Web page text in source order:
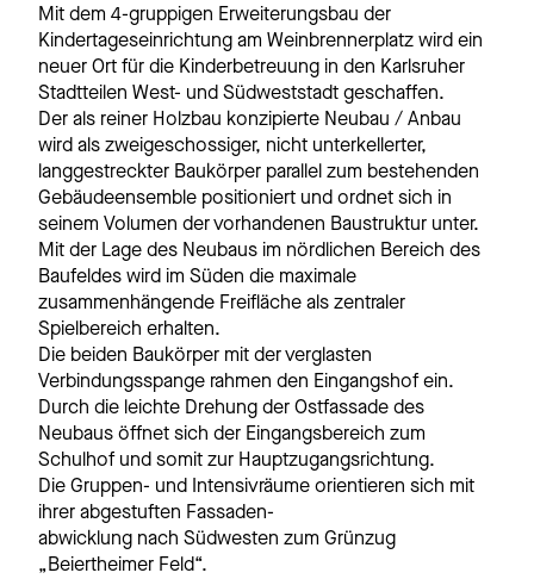
Mit dem 4-gruppigen Erweiterungsbau der
Kindertageseinrichtung am Weinbrennerplatz wird ein
neuer Ort für die Kinderbetreuung in den Karlsruher
Stadtteilen West- und Südweststadt geschaffen.
Der als reiner Holzbau konzipierte Neubau / Anbau
wird als zweigeschossiger, nicht unterkellerter,
langgestreckter Baukörper parallel zum bestehenden
Gebäudeensemble positioniert und ordnet sich in
seinem Volumen der vorhandenen Baustruktur unter.
Mit der Lage des Neubaus im nördlichen Bereich des
Baufeldes wird im Süden die maximale
zusammenhängende Freifläche als zentraler
Spielbereich erhalten.
Die beiden Baukörper mit der verglasten
Verbindungsspange rahmen den Eingangshof ein.
Durch die leichte Drehung der Ostfassade des
Neubaus öffnet sich der Eingangsbereich zum
Schulhof und somit zur Hauptzugangsrichtung.
Die Gruppen- und Intensivräume orientieren sich mit
ihrer abgestuften Fassaden-
abwicklung nach Südwesten zum Grünzug
„Beiertheimer Feld“.